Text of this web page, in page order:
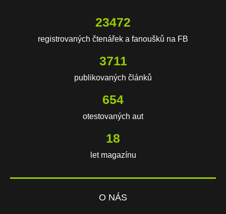
23472
registrovaných čtenářek a fanoušků na FB
3711
publikovaných článků
654
otestovaných aut
18
let magazínu
O NÁS